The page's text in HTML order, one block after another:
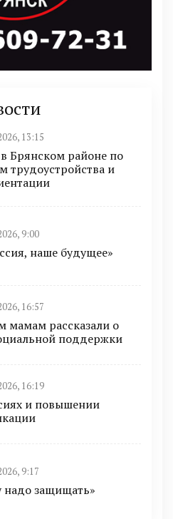
13:15
Брянском районе по
трудоустройства и
9:00
наше будущее»
16:57
мамам рассказали о
поддержки
16:19
и повышении
9:17
надо защищать»